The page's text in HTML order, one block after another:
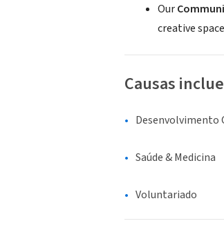
Our
creative
Causas
Desenvolvimento
Saúde & Medicina
Voluntariado